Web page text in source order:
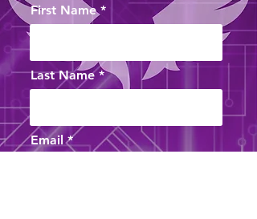
First Name
Last Name
Email